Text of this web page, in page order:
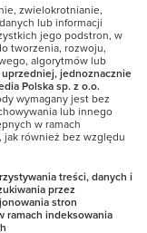
zwielokrotnianie,
lub informacji
jego podstron, w
tworzenia, rozwoju,
algorytmów lub
jednoznacznie
Polska sp. z o.o.
wymagany jest bez
lub innego
w ramach
również bez względu
treści, danych i
przez
stron
ramach indeksowania